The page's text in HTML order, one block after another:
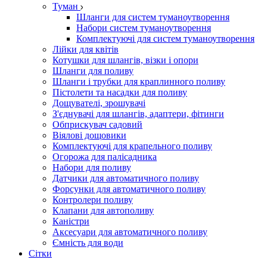
Туман
Шланги для систем туманоутворення
Набори систем туманоутворення
Комплектуючі для систем туманоутворення
Лійки для квітів
Котушки для шлангів, візки і опори
Шланги для поливу
Шланги і трубки для краплинного поливу
Пістолети та насадки для поливу
Дощувателі, зрошувачі
З'єднувачі для шлангів, адаптери, фітинги
Обприскувач садовий
Віялові дощовики
Комплектуючі для крапельного поливу
Огорожа для палісадника
Набори для поливу
Датчики для автоматичного поливу
Форсунки для автоматичного поливу
Контролери поливу
Клапани для автополиву
Каністри
Аксесуари для автоматичного поливу
Ємність для води
Сітки